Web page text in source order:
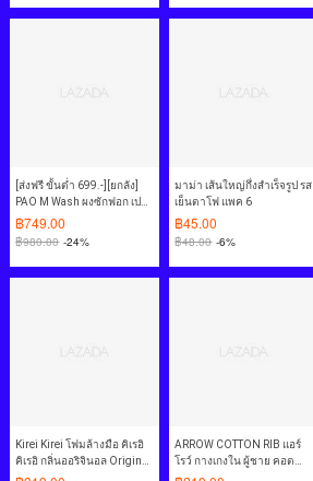
[ส่งฟรี ขั้นต่ำ 699.-][ยกลัง]
PAO M Wash ผงซักฟอก เปา
เอ็ม วอช สำหรับ เครื่องซักผ้า
ฝาบน และ ฝาหน้า 9,000 กรัม
2 ชิ้น
฿749.00
฿980.00 -24%
มาม่า เส้นใหญ่กึ่งสำเร็จรูป รส
เย็นตาโฟ แพค 6
฿45.00
฿48.00 -6%
Kirei Kirei โฟมล้างมือ คิเรอิ
คิเรอิ กลิ่นออริจินอล Original
ชนิดถุงเติม 200 ml 12 ถุง
ARROW COTTON RIB แอร์
โรว์ กางเกงใน ผู้ชาย คอต
ต้อนริบ 1 PACK 3 ตัว มีให้